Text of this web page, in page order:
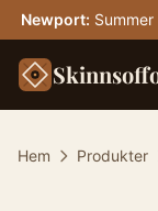
Newport:
Hem Produkter